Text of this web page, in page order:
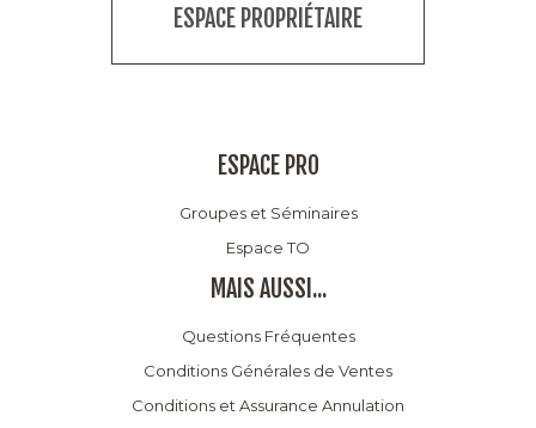
ESPACE PROPRIÉTAIRE
ESPACE PRO
Groupes et Séminaires
Espace TO
MAIS AUSSI...
Questions Fréquentes
Conditions Générales de Ventes
Conditions et Assurance Annulation